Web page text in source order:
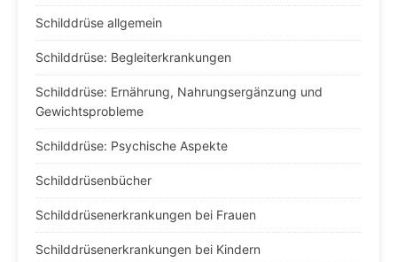
Schilddrüse allgemein
Schilddrüse: Begleiterkrankungen
Schilddrüse: Ernährung, Nahrungsergänzung und
Gewichtsprobleme
Schilddrüse: Psychische Aspekte
Schilddrüsenbücher
Schilddrüsenerkrankungen bei Frauen
Schilddrüsenerkrankungen bei Kindern